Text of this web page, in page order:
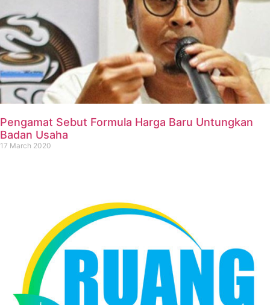
Pengamat Sebut Formula Harga Baru Untungkan
Badan Usaha
17 March 2020